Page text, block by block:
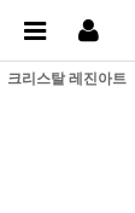
크리스탈 레진아트